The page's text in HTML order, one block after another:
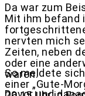
Da war zum
Mit ihm befand
nervten mich
Zeiten, neben
oder eine
waren.
So meldete
einer „Gute-